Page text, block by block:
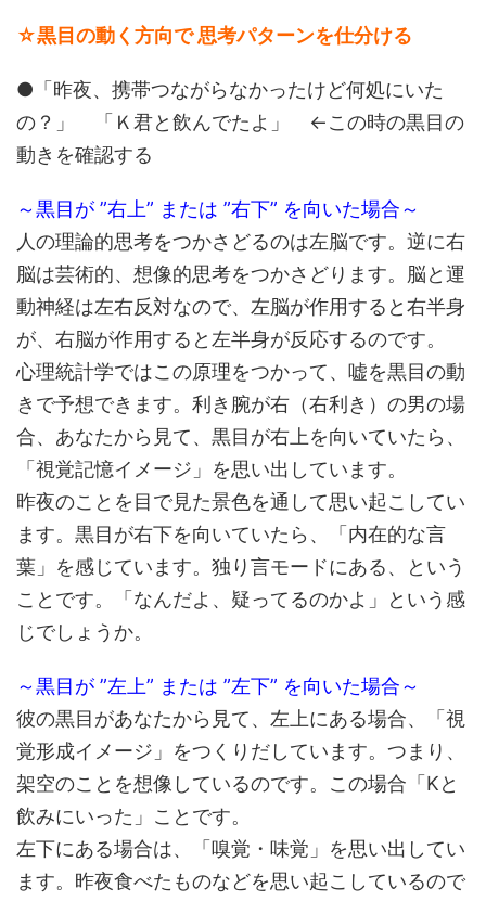
☆黒目の動く方向で 思考パターンを仕分ける
●「昨夜、携帯つながらなかったけど何処にいた
の？」 「Ｋ君と飲んでたよ」 ←この時の黒目の
動きを確認する
～黒目が ”右上” または ”右下” を向いた場合～
人の理論的思考をつかさどるのは左脳です。逆に右
脳は芸術的、想像的思考をつかさどります。脳と運
動神経は左右反対なので、左脳が作用すると右半身
が、右脳が作用すると左半身が反応するのです。
心理統計学ではこの原理をつかって、嘘を黒目の動
きで予想できます。利き腕が右（右利き）の男の場
合、あなたから見て、黒目が右上を向いていたら、
「視覚記憶イメージ」を思い出しています。
昨夜のことを目で見た景色を通して思い起こしてい
ます。黒目が右下を向いていたら、「内在的な言
葉」を感じています。独り言モードにある、という
ことです。「なんだよ、疑ってるのかよ」という感
じでしょうか。
～黒目が ”左上” または ”左下” を向いた場合～
彼の黒目があなたから見て、左上にある場合、「視
覚形成イメージ」をつくりだしています。つまり、
架空のことを想像しているのです。この場合「Kと
飲みにいった」ことです。
左下にある場合は、「嗅覚・味覚」を思い出してい
ます。昨夜食べたものなどを思い起こしているので